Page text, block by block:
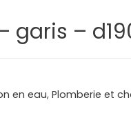
garis –
en eau,Plomberie et